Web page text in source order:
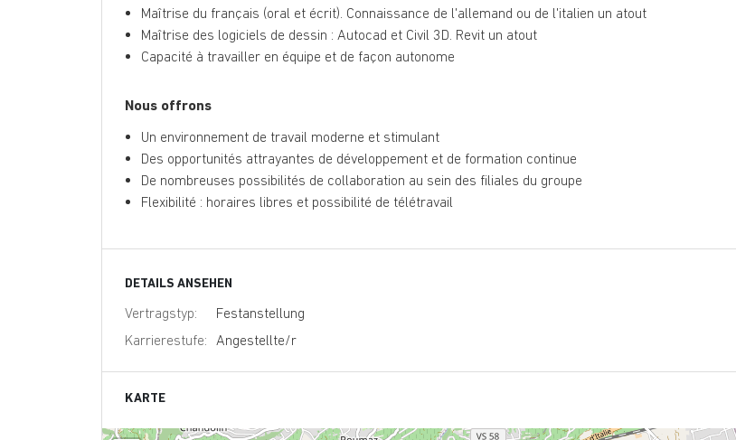
Maîtrise du français (oral et écrit). Connaissance de l'allemand ou de l'italien un atout
Maîtrise des logiciels de dessin : Autocad et Civil 3D. Revit un atout
Capacité à travailler en équipe et de façon autonome
Nous offrons
Un environnement de travail moderne et stimulant
Des opportunités attrayantes de développement et de formation continue
De nombreuses possibilités de collaboration au sein des filiales du groupe
Flexibilité : horaires libres et possibilité de télétravail
DETAILS ANSEHEN
Vertragstyp:
Festanstellung
Karrierestufe:
Angestellte/r
KARTE